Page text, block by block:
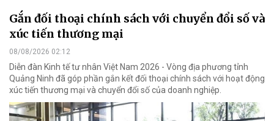
Gắn đối thoại chính sách với chuyển đổi số và
xúc tiến thương mại
08/08/2026 02:12
Diễn đàn Kinh tế tư nhân Việt Nam 2026 - Vòng địa phương tỉnh
Quảng Ninh đã góp phần gắn kết đối thoại chính sách với hoạt động
xúc tiến thương mại và chuyển đổi số của doanh nghiệp.